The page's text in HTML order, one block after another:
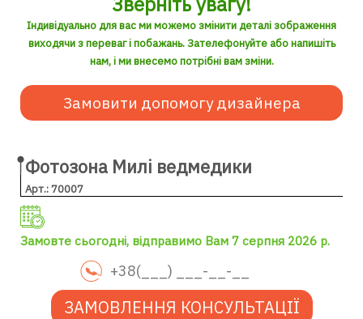
Індивідуально для вас ми можемо змінити деталі зображення
виходячи з переваг і побажань. Зателефонуйте або напишіть
нам, і ми внесемо потрібні вам зміни.
Замовити допомогу дизайнера
Фотозона Милі ведмедики
Арт.: 70007
Замовте сьогодні, відправимо Вам 7 серпня 2026 р.
ЗАМОВЛЕННЯ КОНСУЛЬТАЦІЇ